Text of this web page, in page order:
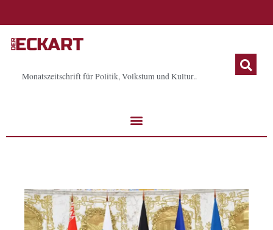
Monatszeitschrift für Politik, Volkstum und Kultur..